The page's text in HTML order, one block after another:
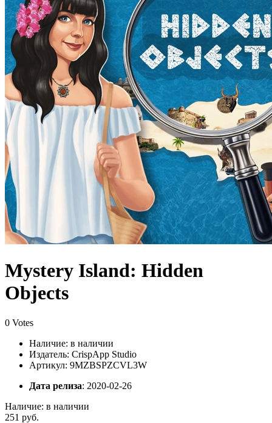
Mystery Island: Hidden
Objects
0 Votes
Наличие: в наличии
Издатель: CrispApp Studio
Артикул: 9MZBSPZCVL3W
Дата релиза: 2020-02-26
Наличие: в наличии
251 руб.